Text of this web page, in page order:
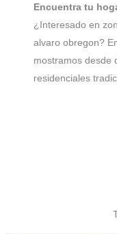
Encuentra tu
¿Interesado en
alvaro obregon?
mostramos desde
residenciales